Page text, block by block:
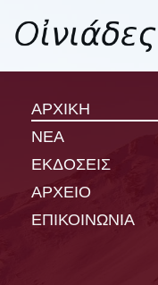
ΑΡΧΙΚΗ
ΝΕΑ
ΕΚΔΟΣΕΙΣ
ΑΡΧΕΙΟ
ΕΠΙΚΟΙΝΩΝΙΑ